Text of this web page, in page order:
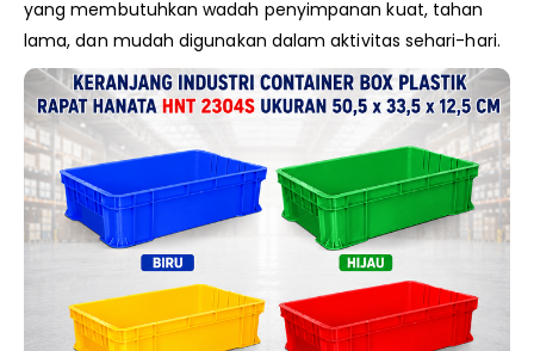
yang membutuhkan wadah penyimpanan kuat, tahan
lama, dan mudah digunakan dalam aktivitas sehari-hari.